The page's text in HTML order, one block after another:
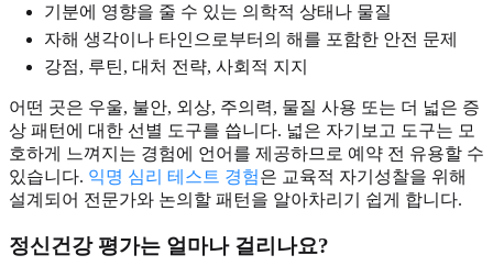
기분에 영향을 줄 수 있는 의학적 상태나 물질
자해 생각이나 타인으로부터의 해를 포함한 안전 문제
강점, 루틴, 대처 전략, 사회적 지지
어떤 곳은 우울, 불안, 외상, 주의력, 물질 사용 또는 더 넓은 증
상 패턴에 대한 선별 도구를 씁니다. 넓은 자기보고 도구는 모
호하게 느껴지는 경험에 언어를 제공하므로 예약 전 유용할 수
있습니다. 익명 심리 테스트 경험은 교육적 자기성찰을 위해
설계되어 전문가와 논의할 패턴을 알아차리기 쉽게 합니다.
정신건강 평가는 얼마나 걸리나요?